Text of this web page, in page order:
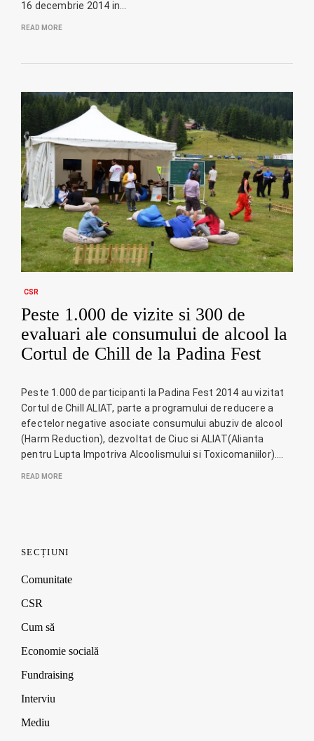
16 decembrie 2014 in…
READ MORE
CSR
Peste 1.000 de vizite si 300 de
evaluari ale consumului de alcool la
Cortul de Chill de la Padina Fest
Peste 1.000 de participanti la Padina Fest 2014 au vizitat
Cortul de Chill ALIAT, parte a programului de reducere a
efectelor negative asociate consumului abuziv de alcool
(Harm Reduction), dezvoltat de Ciuc si ALIAT(Alianta
pentru Lupta Impotriva Alcoolismului si Toxicomaniilor).…
READ MORE
SECȚIUNI
Comunitate
CSR
Cum să
Economie socială
Fundraising
Interviu
Mediu